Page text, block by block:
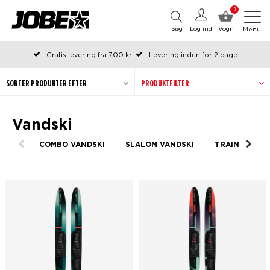
0
Vogn
Log ind
Søg Menu
Gratis levering fra 700 kr.
Levering inden for 2 dage
Bestilt før kl. 12 på arbejdsdage, sendes samme dag
Betal senere eller i rater
PRODUKTFILTER
Vandski
COMBO VANDSKI SLALOM VANDSKI TRAINERS
SORTER PRODUKTER EFTER